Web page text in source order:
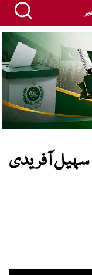
سہیل آفریدی